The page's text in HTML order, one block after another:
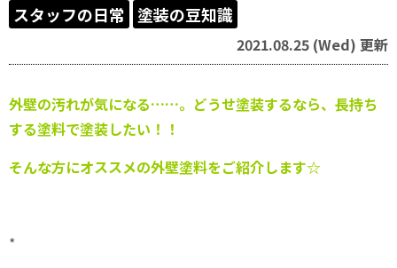
スタッフの日常 塗装の豆知識
2021.08.25 (Wed) 更新
外壁の汚れが気になる……。どうせ塗装するなら、長持ち
する塗料で塗装したい！！
そんな方にオススメの外壁塗料をご紹介します☆
*